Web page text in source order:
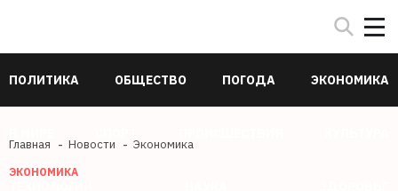
ПОЛИТИКА ОБЩЕСТВО ПОГОДА ЭКОНОМИКА
Главная Новости Экономика
ЭКОНОМИКА